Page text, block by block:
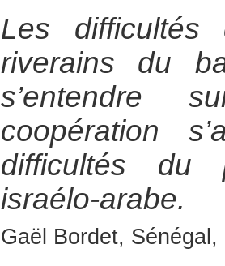
Les difficultés
riverains du
s’entendre
coopération
difficultés du
israélo-arabe.
Gaël Bordet,